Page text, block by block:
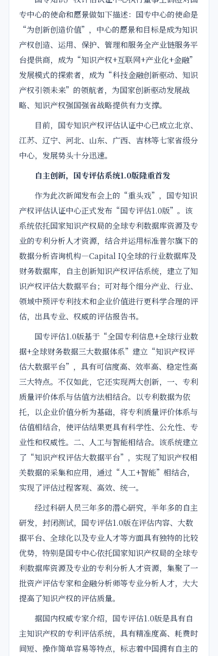
专中心的使命和愿景做如下描述：国专中心的使命是
“为创新创造价值”，中心的愿景和目标是成为知识
产权创造、运用、保护、管理和服务全产业链服务平
台提供商，成为“知识产权+互联网+产业化+金融”
发展模式的探索者，成为“科技金融创新驱动、知识
产权引领未来”的领航者，为国家创新驱动发展战
略、知识产权强国强省战略提供有力支撑。
目前，国专知识产权评估认证中心已成立北京、
江苏、辽宁、河北、山东、广西、吉林等七家省级分
中心，发展势头十分迅速。
自主创新，国专评估系统1.0版隆重首发
作为此次新闻发布会上的“重头戏”，国专知识
产权评估认证中心正式发布“国专评估1.0版”。该
系统依托国家知识产权局的全球专利数据库资源及专
业的专利分析人才资源，结合并运用标准普尔旗下的
数据分析咨询机构—Capital IQ全球的行业数据库及
财务数据库，自主创新知识产权评估系统，建立了知
识产权评估大数据平台；可对每个细分产业、行业、
领域中预评专利技术和企业价值进行更科学合理的评
估，出具专业、权威的评估报告书。
国专评估1.0版基于“全国专利信息+全球行业数
据+全球财务数据三大数据体系”建立“知识产权评
估大数据平台”，具有可信度高、效率高、稳定性高
三大特点。不仅如此，它还实现两大创新，一、专利
质量评价体系与估值方法相结合。以专利数据为依
托，以企业价值分析为基础，将专利质量评价体系与
估值相结合，使评估结果更具有科学性、公允性、专
业性和权威性。二、人工与智能相结合。该系统建立
了“知识产权评估大数据平台”，实现了知识产权相
关数据的采集和应用，通过“人工+智能”相结合，
实现了评估过程客观、高效、统一。
经过科研人员三年多的潜心研究，半年多的自主
研发，封闭测试，国专评估1.0版在评估内容、大数
据平台、全球化以及专业人才等方面具有独特的比较
优势，特别是国专中心依托国家知识产权局的全球专
利数据库资源及专业的专利分析人才资源，集聚了一
批资产评估专家和金融分析师等专业分析人才，大大
提高了知识产权的评估质量。
据国内权威专家介绍，国专评估1.0版是具有自
主知识产权的专利评估系统，具有精准度高、耗费时
间短、操作简单容易等特点，标志着中国拥有自主的